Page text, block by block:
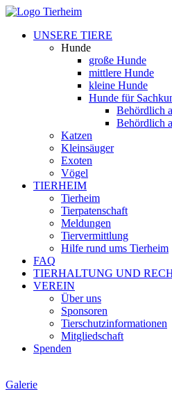
UNSERE TIERE
Hunde
große Hunde
mittlere Hunde
kleine Hunde
Hunde für
Behördlich
Behördlich
Katzen
Kleinsäuger
Exoten
Vögel
TIERHEIM
Tierheim
Tierpatenschaft
Meldungen
Tiervermittlung
Hilfe rund ums Tierheim
FAQ
TIERHALTUNG UND
VEREIN
Über uns
Sponsoren
Tierschutzinformationen
Mitgliedschaft
Spenden
Galerie